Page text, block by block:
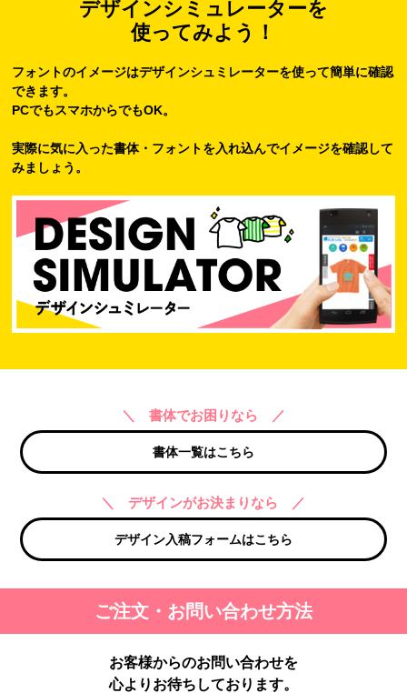
デザインシミュレーターを
使ってみよう！
フォントのイメージはデザインシュミレーターを使って簡単に確認
できます。
PCでもスマホからでもOK。
実際に気に入った書体・フォントを入れ込んでイメージを確認して
みましょう。
＼ 書体でお困りなら ／
書体一覧はこちら
＼ デザインがお決まりなら ／
デザイン入稿フォームはこちら
ご注文・お問い合わせ方法
お客様からのお問い合わせを
心よりお待ちしております。